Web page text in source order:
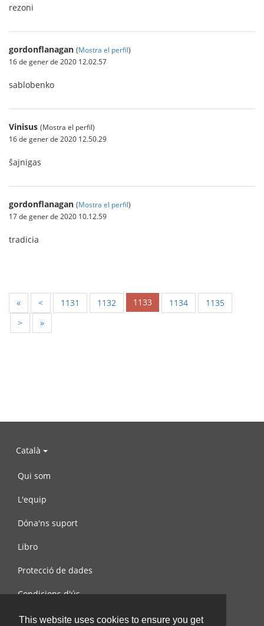
This website uses cookies to ensure you get
rezoni
gordonflanagan (Mostra el perfil)
16 de gener de 2020 12.02.57
sablobenko
Vinisus (Mostra el perfil)
16 de gener de 2020 12.50.29
ŝajnigas
gordonflanagan (Mostra el perfil)
17 de gener de 2020 10.12.59
tradicia
« < 1131 1132 1133 1134
1135
>
»
Català
Qui som
L'equip
Dóna'ns suport
Libro
Protecció de dades
Condicions d'ús
Contacta amb nosaltres